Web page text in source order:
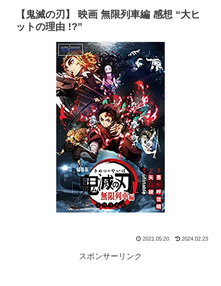
【鬼滅の刃】 映画 無限列車編 感想 “大ヒ
ットの理由 !?”
鬼滅の刃
2021.05.20 2024.02.23
スポンサーリンク